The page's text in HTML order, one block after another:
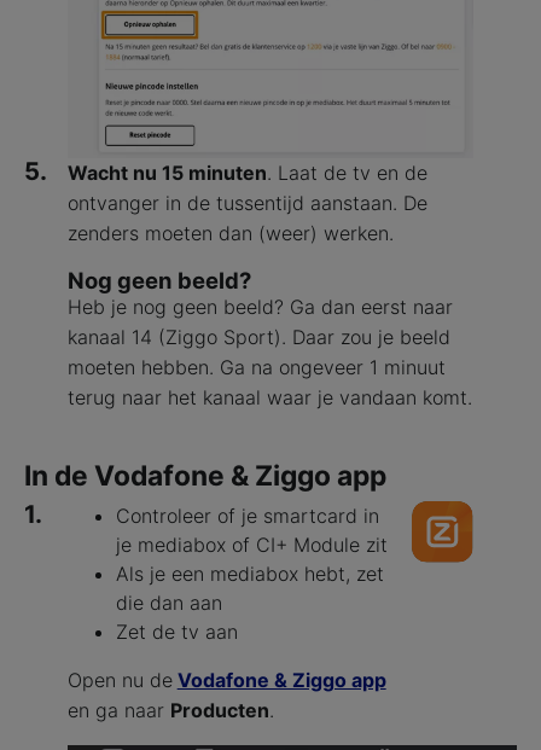
5. Wacht nu 15 minuten. Laat de tv en de
ontvanger in de tussentijd aanstaan. De
zenders moeten dan (weer) werken.
Nog geen beeld?
Heb je nog geen beeld? Ga dan eerst naar
kanaal 14 (Ziggo Sport). Daar zou je beeld
moeten hebben. Ga na ongeveer 1 minuut
terug naar het kanaal waar je vandaan komt.
In de Vodafone & Ziggo app
1.
Controleer of je smartcard in
je mediabox of CI+ Module zit
Als je een mediabox hebt, zet
die dan aan
Zet de tv aan
Open nu de Vodafone & Ziggo app
en ga naar Producten.